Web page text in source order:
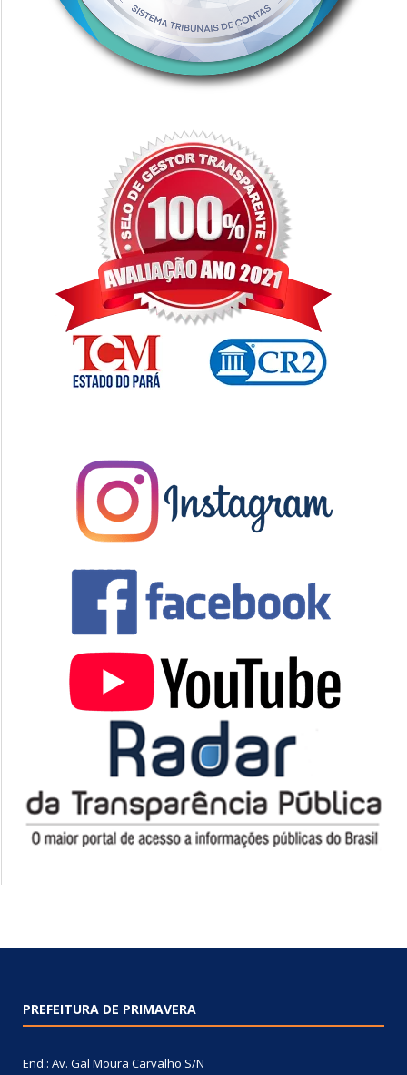
PREFEITURA DE PRIMAVERA
End.: Av. Gal Moura Carvalho S/N